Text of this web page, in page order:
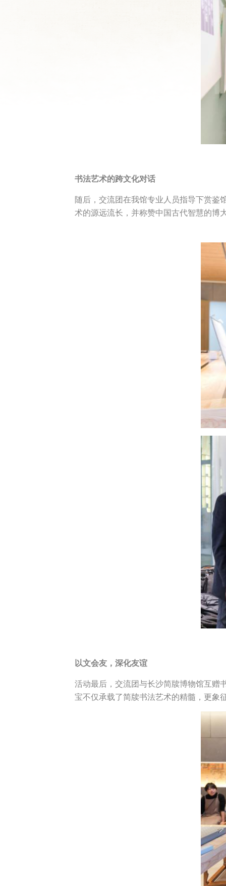
书法艺术的跨文化对话
随后，交流团在我馆专业人员指导下赏鉴
术的源远流长，并称赞中国古代智慧的博
以文会友，深化友谊
活动最后，交流团与长沙简牍博物馆互赠
宝不仅承载了简牍书法艺术的精髓，更象